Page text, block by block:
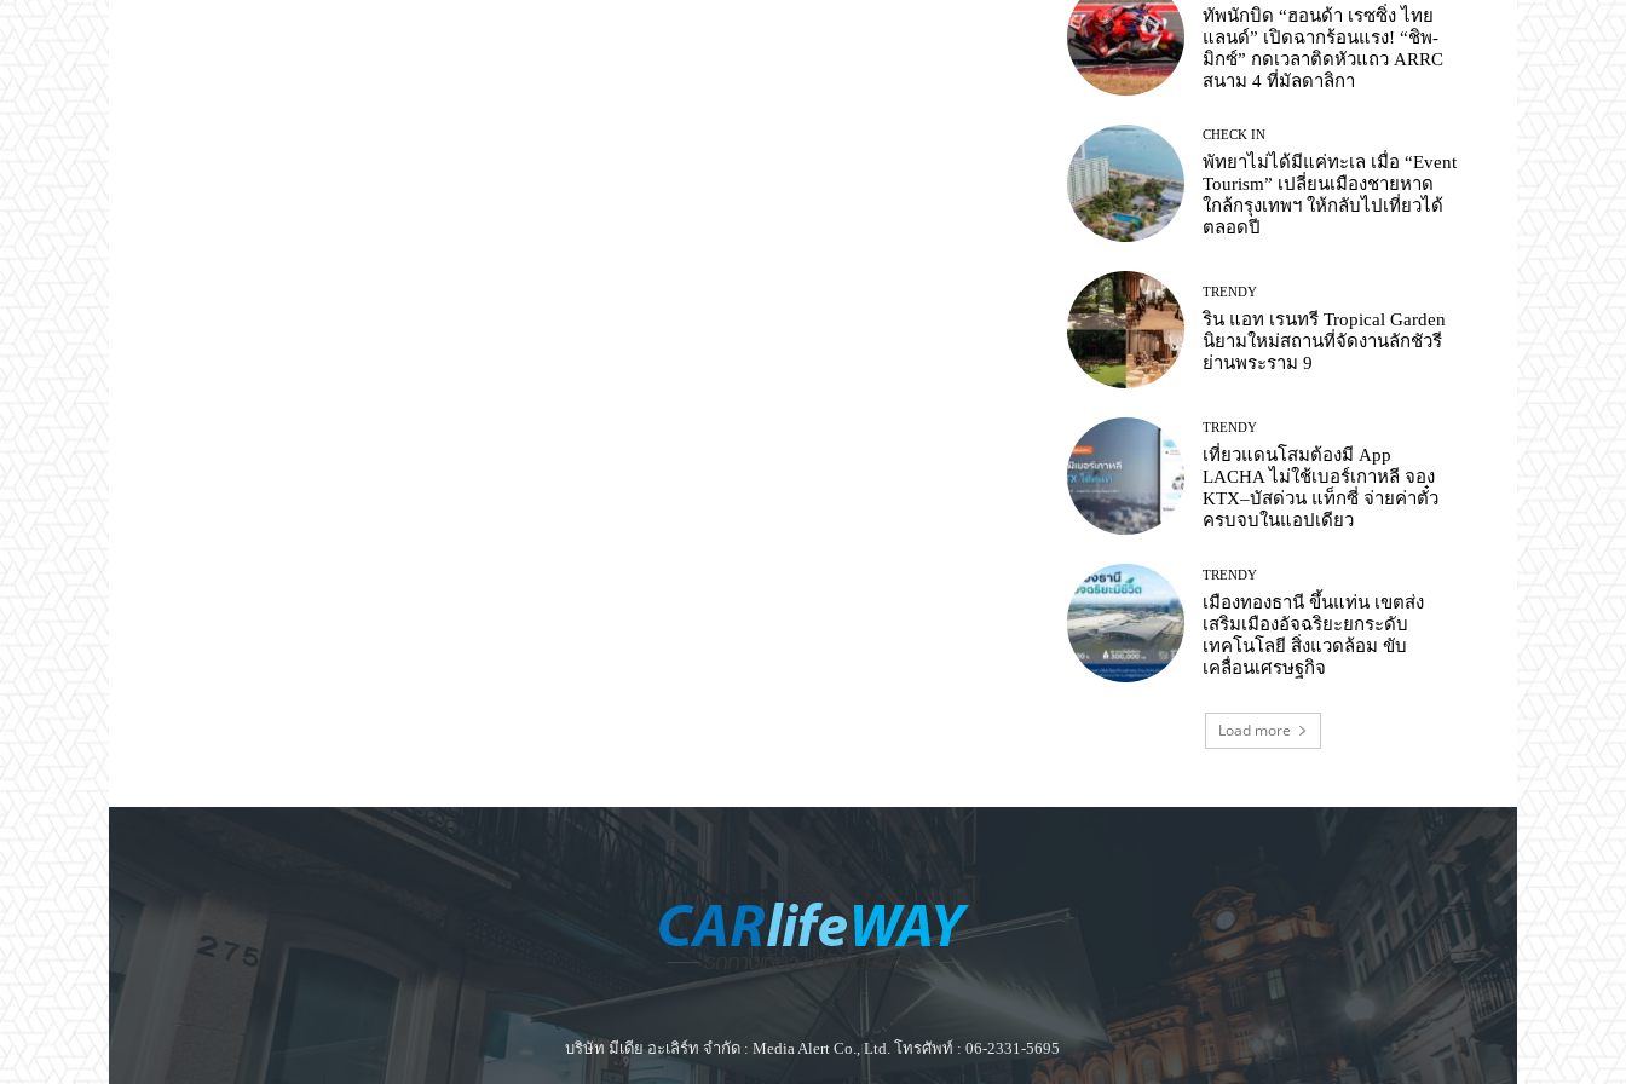
ทัพนักบิด “ฮอนด้า เรซซิ่ง ไทย
แลนด์” เปิดฉากร้อนแรง! “ชิพ-
มิกซ์” กดเวลาติดหัวแถว ARRC
สนาม 4 ที่มัลดาลิกา
CHECK IN
พัทยาไม่ได้มีแค่ทะเล เมื่อ “Event
Tourism” เปลี่ยนเมืองชายหาด
ใกล้กรุงเทพฯ ให้กลับไปเที่ยวได้
ตลอดปี
TRENDY
ริน แอท เรนทรี Tropical Garden
นิยามใหม่สถานที่จัดงานลักชัวรี
ย่านพระราม 9
TRENDY
เที่ยวแดนโสมต้องมี App
LACHA ไม่ใช้เบอร์เกาหลี จอง
KTX–บัสด่วน แท็กซี่ จ่ายค่าตั๋ว
ครบจบในแอปเดียว
TRENDY
เมืองทองธานี ขึ้นแท่น เขตส่ง
เสริมเมืองอัจฉริยะยกระดับ
เทคโนโลยี สิ่งแวดล้อม ขับ
เคลื่อนเศรษฐกิจ
Load more
บริษัท มีเดีย อะเลิร์ท จำกัด : Media Alert Co., Ltd. โทรศัพท์ : 06-2331-5695